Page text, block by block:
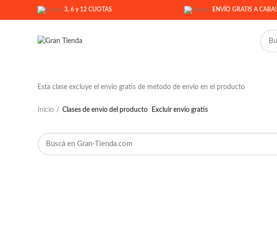
3, 6 y 12 CUOTAS ENVÏO GRATIS A CABA!
Esta clase excluye el envio gratis de metodo de envio en el producto
Inicio Clases de envío del producto Excluir envio gratis